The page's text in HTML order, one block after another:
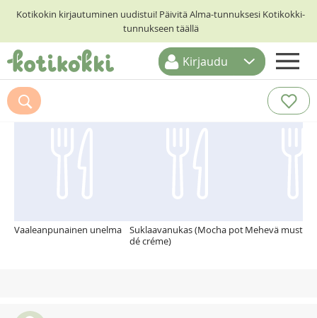
Kotikokin kirjautuminen uudistui! Päivitä Alma-tunnuksesi Kotikokki-
tunnukseen täällä
ETUSIVU
RESEPTIHAKU
Kirjaudu
Suosittelemme myös
Vaaleanpunainen unelma
Suklaavanukas (Mocha pot
dé créme)
Mehevä